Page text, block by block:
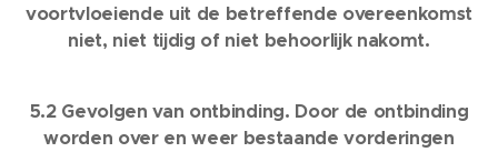
voortvloeiende uit de betreffende overeenkomst
niet, niet tijdig of niet behoorlijk nakomt.
5.2 Gevolgen van ontbinding. Door de ontbinding
worden over en weer bestaande vorderingen